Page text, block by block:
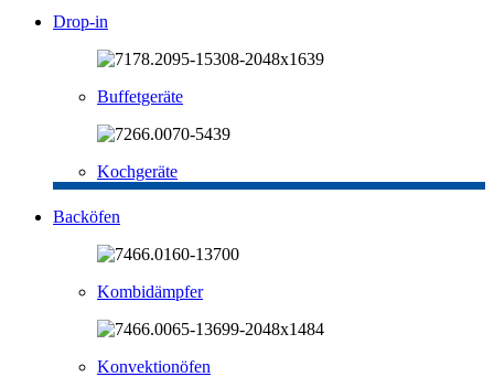
Drop-in
Buffetgeräte
Kochgeräte
Backöfen
Kombidämpfer
Konvektionöfen